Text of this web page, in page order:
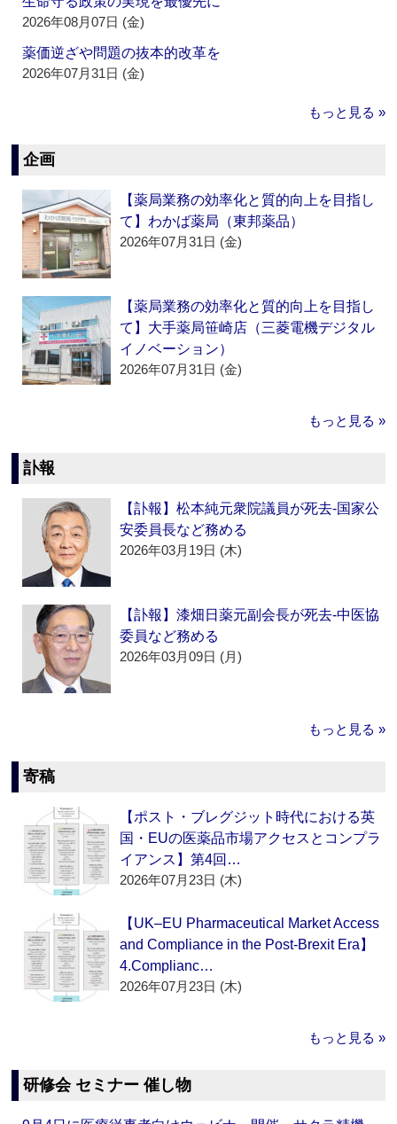
2026年08月07日 (金)
薬価逆ざや問題の抜本的改革を
2026年07月31日 (金)
もっと見る »
企画
【薬局業務の効率化と質的向上を目指し
て】わかば薬局（東邦薬品）
2026年07月31日 (金)
【薬局業務の効率化と質的向上を目指し
て】大手薬局笹崎店（三菱電機デジタル
イノベーション）
2026年07月31日 (金)
もっと見る »
訃報
【訃報】松本純元衆院議員が死去‐国家公
安委員長など務める
2026年03月19日 (木)
【訃報】漆畑日薬元副会長が死去‐中医協
委員など務める
2026年03月09日 (月)
もっと見る »
寄稿
【ポスト・ブレグジット時代における英
国・EUの医薬品市場アクセスとコンプラ
イアンス】第4回…
2026年07月23日 (木)
【UK–EU Pharmaceutical Market Access
and Compliance in the Post-Brexit Era】
4.Complianc…
2026年07月23日 (木)
もっと見る »
研修会 セミナー 催し物